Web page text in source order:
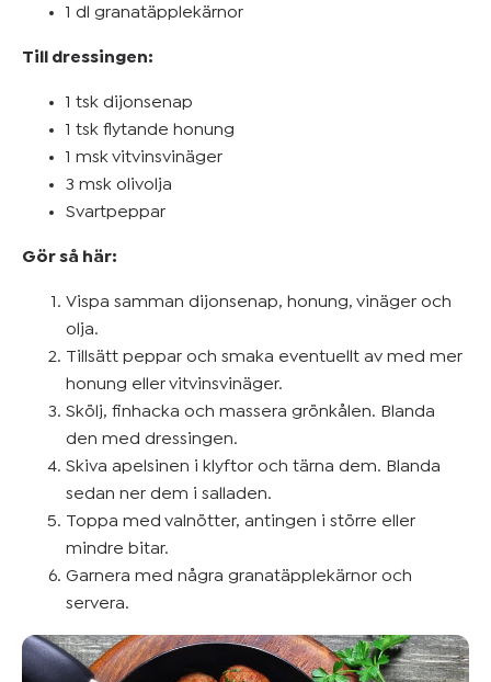
1 dl granatäpplekärnor
Till dressingen:
1 tsk dijonsenap
1 tsk flytande honung
1 msk vitvinsvinäger
3 msk olivolja
Svartpeppar
Gör så här:
Vispa samman dijonsenap, honung, vinäger och
olja.
Tillsätt peppar och smaka eventuellt av med mer
honung eller vitvinsvinäger.
Skölj, finhacka och massera grönkålen. Blanda
den med dressingen.
Skiva apelsinen i klyftor och tärna dem. Blanda
sedan ner dem i salladen.
Toppa med valnötter, antingen i större eller
mindre bitar.
Garnera med några granatäpplekärnor och
servera.